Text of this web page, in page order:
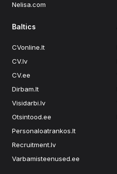
Nelisa.com
Baltics
CVonline.lt
CV.lv
CV.ee
Dirbam.lt
Visidarbi.lv
Otsintood.ee
Personaloatrankos.lt
Recruitment.lv
Varbamisteenused.ee